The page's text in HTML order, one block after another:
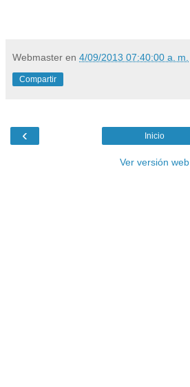
Webmaster en 4/09/2013 07:40:00 a. m.
Compartir
‹ Inicio
Ver versión web